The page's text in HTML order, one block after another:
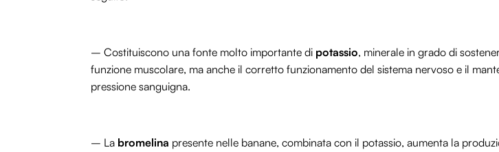
– Costituiscono una fonte molto importante di potassio, minerale in grado di
funzione muscolare, ma anche il corretto funzionamento del sistema nervoso e il
pressione sanguigna.
– La bromelina presente nelle banane, combinata con il potassio, aumenta la